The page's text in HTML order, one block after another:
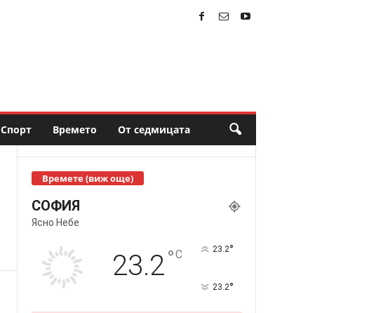
Спорт Времето От седмицата
Времете (виж още)
СОФИЯ
Ясно Небе
23.2°C 23.2°
23.2°